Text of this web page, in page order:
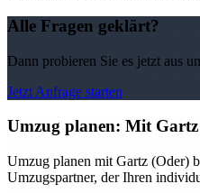
Alle Fragen geklärt?
Dann probieren Sie es jetzt aus
Jetzt Anfrage starten
Umzug planen: Mit
Umzug planen mit Gartz (Oder)
Umzugspartner, der Ihren